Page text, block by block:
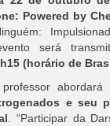
Powered by
será
(horário de
abordará
e seu
. “Participar da